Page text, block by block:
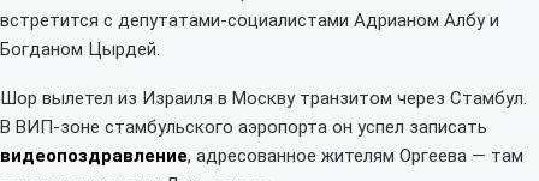
встретится с депутатами-социалистами Адрианом Албу и
Богданом Цырдей.
Шор вылетел из Израиля в Москву транзитом через Стамбул.
В ВИП-зоне стамбульского аэропорта он успел записать
видеопоздравление, адресованное жителям Оргеева — там